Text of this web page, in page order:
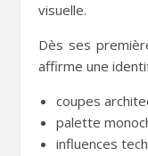
visuelle.
Dès ses
affirme une
coupes
palette
influences